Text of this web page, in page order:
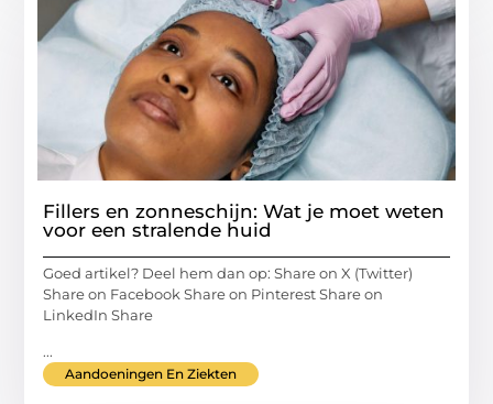
Fillers en zonneschijn: Wat je moet weten
voor een stralende huid
Goed artikel? Deel hem dan op: Share on X (Twitter)
Share on Facebook Share on Pinterest Share on
LinkedIn Share
...
Aandoeningen En Ziekten